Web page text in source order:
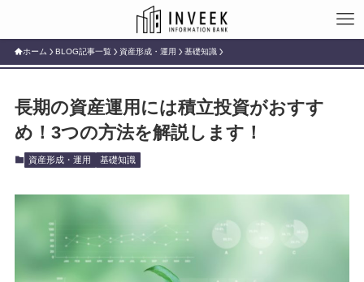
ホーム BLOG記事一覧 資産形成・運用 基礎知識
長期の資産運用には積立投資がおすす
め！3つの方法を解説します！
資産形成・運用 基礎知識